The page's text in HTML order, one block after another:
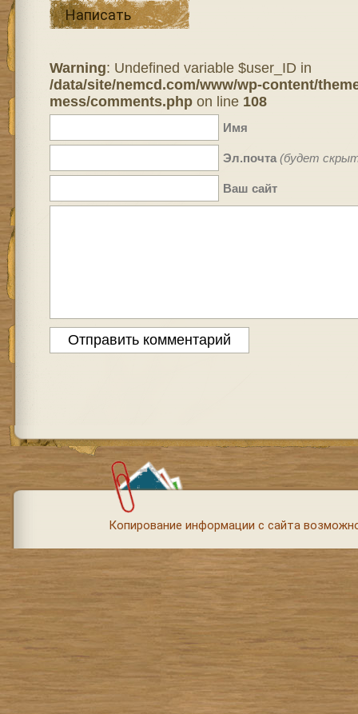
Написать
Warning: Undefined variable $user_ID in
/data/site/nemcd.com/www/wp-content/
mess/comments.phpon line 108
Имя
Эл.почта (будет
Ваш сайт
Копирование информации с сайта